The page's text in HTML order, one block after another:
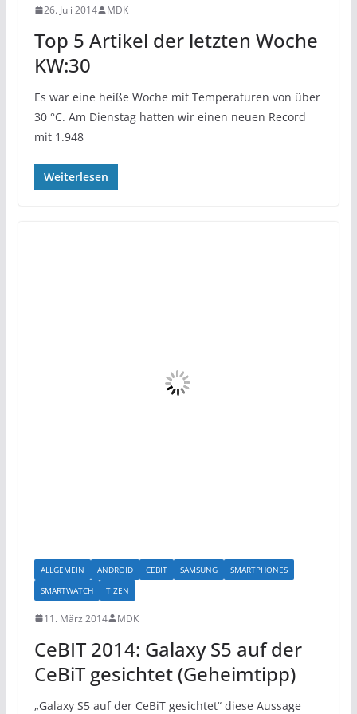
26. Juli 2014 MDK
Top 5 Artikel der letzten Woche
KW:30
Es war eine heiße Woche mit Temperaturen von über
30 °C. Am Dienstag hatten wir einen neuen Record
mit 1.948
Weiterlesen
ALLGEMEIN ANDROID CEBIT SAMSUNG
SMARTPHONES
SMARTWATCH
TIZEN
11. März 2014 MDK
CeBIT 2014: Galaxy S5 auf der
CeBiT gesichtet (Geheimtipp)
„Galaxy S5 auf der CeBiT gesichtet“ diese Aussage